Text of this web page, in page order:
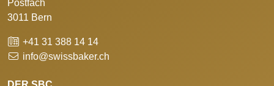
Postfach
3011 Bern
+41 31 388 14 14
info@swissbaker.ch